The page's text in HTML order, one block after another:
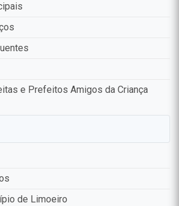
e Prefeitos Amigos da Criança
de Limoeiro